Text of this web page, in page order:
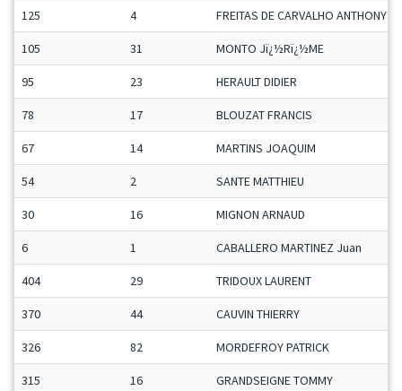
125 4 FREITAS DE CARVALHO ANTHONY
105 31 MONTO Jï¿½Rï¿½ME
95 23 HERAULT DIDIER
78 17 BLOUZAT FRANCIS
67 14 MARTINS JOAQUIM
54 2 SANTE MATTHIEU
30 16 MIGNON ARNAUD
6 1 CABALLERO MARTINEZ Juan
404 29 TRIDOUX LAURENT
370 44 CAUVIN THIERRY
326 82 MORDEFROY PATRICK
315 16 GRANDSEIGNE TOMMY